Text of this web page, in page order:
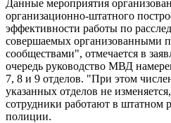
Данные мероприятия
организационно-штатного
эффективности работы по
совершаемых организованными
сообществами", отмечается в
очередь руководство МВД
7, 8 и 9 отделов. "При этом
указанных отделов не
сотрудники работают в штатном
полиции.